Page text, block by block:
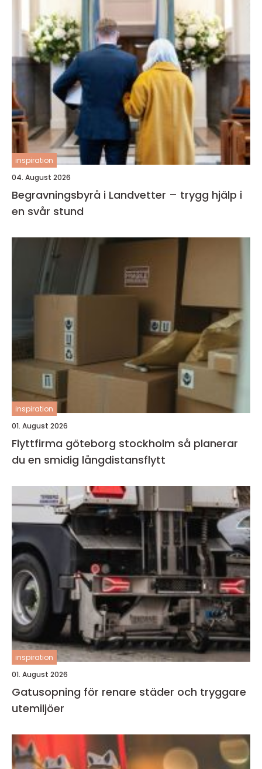
inspiration
04. August 2026
Begravningsbyrå i Landvetter – trygg hjälp i
en svår stund
inspiration
01. August 2026
Flyttfirma göteborg stockholm så planerar
du en smidig långdistansflytt
inspiration
01. August 2026
Gatusopning för renare städer och tryggare
utemiljöer